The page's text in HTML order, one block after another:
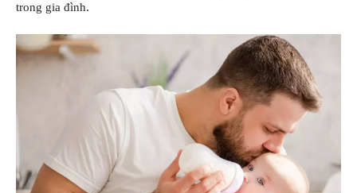
trong gia đình.